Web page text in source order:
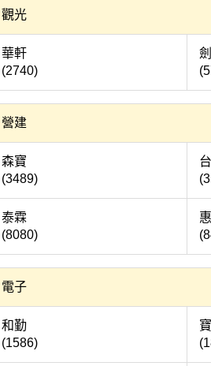
觀光
華軒
(2740)
營建
森寶
(3489)
泰霖
(8080)
電子
和勤
(1586)